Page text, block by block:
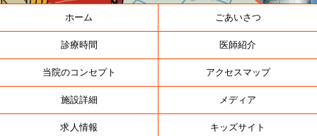
ホーム ごあいさつ
診療時間 医師紹介
当院のコンセプト アクセスマップ
施設詳細 メディア
求人情報 キッズサイト